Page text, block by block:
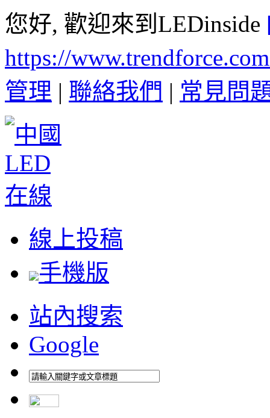
您好, 歡迎來到LEDinside
https://
管理 | 聯絡我們 | 常見問
線上投稿
手機版
站內搜索
Google